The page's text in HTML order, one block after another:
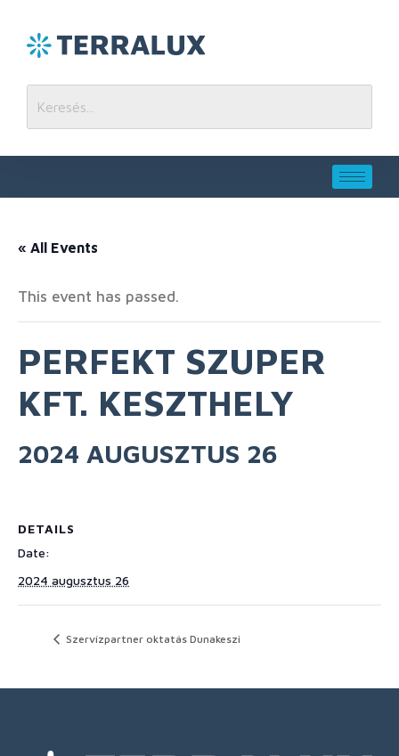
« All Events
This event has passed.
PERFEKT SZUPER
KFT. KESZTHELY
2024 AUGUSZTUS 26
DETAILS
Date:
2024 augusztus 26
Szervízpartner oktatás Dunakeszi